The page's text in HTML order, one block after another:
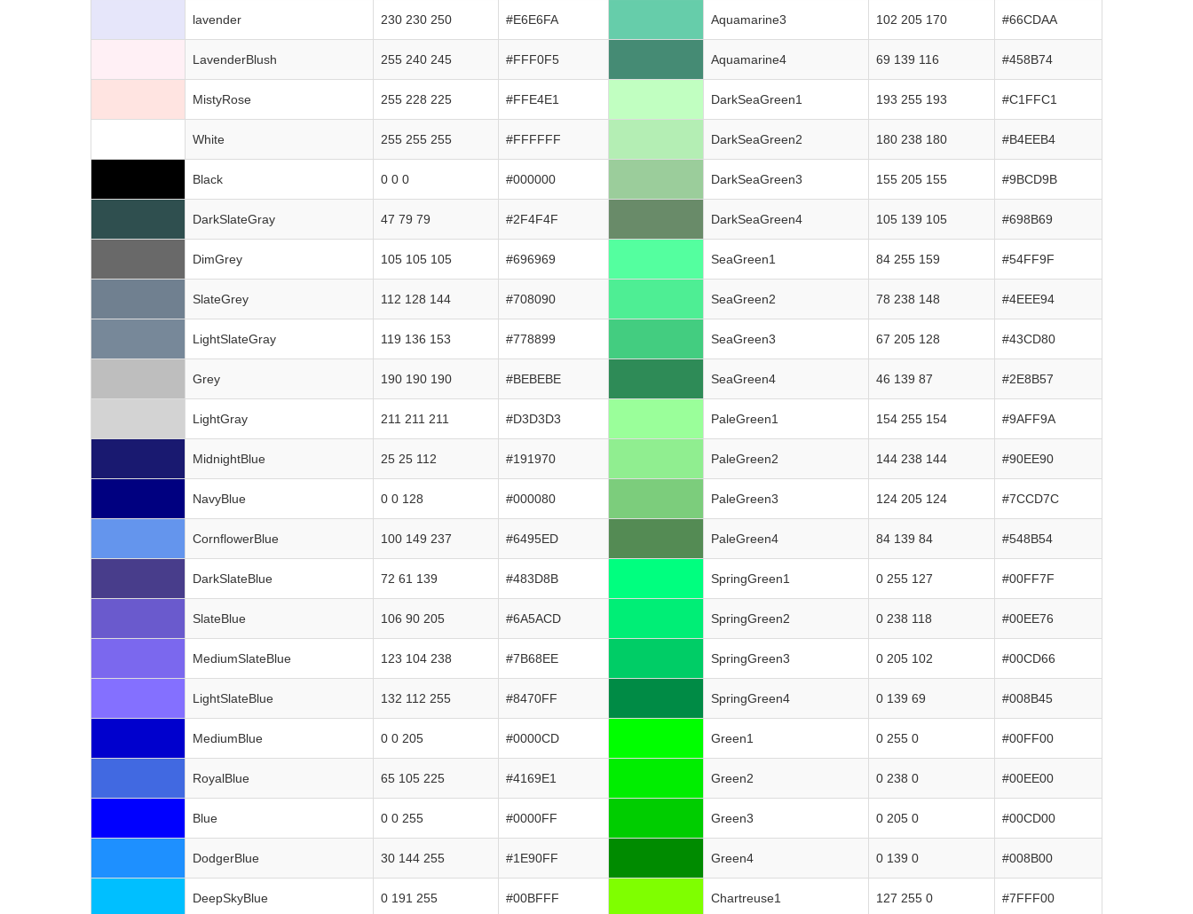
lavender 230 230 250 #E6E6FA Aquamarine3 102 205 170 #66CDAA
LavenderBlush 255 240 245 #FFF0F5 Aquamarine4 69 139 116 #458B74
MistyRose 255 228 225 #FFE4E1 DarkSeaGreen1 193 255 193 #C1FFC1
White 255 255 255 #FFFFFF DarkSeaGreen2 180 238 180 #B4EEB4
Black 0 0 0 #000000 DarkSeaGreen3 155 205 155 #9BCD9B
DarkSlateGray 47 79 79 #2F4F4F DarkSeaGreen4 105 139 105 #698B69
DimGrey 105 105 105 #696969 SeaGreen1 84 255 159 #54FF9F
SlateGrey 112 128 144 #708090 SeaGreen2 78 238 148 #4EEE94
LightSlateGray 119 136 153 #778899 SeaGreen3 67 205 128 #43CD80
Grey 190 190 190 #BEBEBE SeaGreen4 46 139 87 #2E8B57
LightGray 211 211 211 #D3D3D3 PaleGreen1 154 255 154 #9AFF9A
MidnightBlue 25 25 112 #191970 PaleGreen2 144 238 144 #90EE90
NavyBlue 0 0 128 #000080 PaleGreen3 124 205 124 #7CCD7C
CornflowerBlue 100 149 237 #6495ED PaleGreen4 84 139 84 #548B54
DarkSlateBlue 72 61 139 #483D8B SpringGreen1 0 255 127 #00FF7F
SlateBlue 106 90 205 #6A5ACD SpringGreen2 0 238 118 #00EE76
MediumSlateBlue 123 104 238 #7B68EE SpringGreen3 0 205 102 #00CD66
LightSlateBlue 132 112 255 #8470FF SpringGreen4 0 139 69 #008B45
MediumBlue 0 0 205 #0000CD Green1 0 255 0 #00FF00
RoyalBlue 65 105 225 #4169E1 Green2 0 238 0 #00EE00
Blue 0 0 255 #0000FF Green3 0 205 0 #00CD00
DodgerBlue 30 144 255 #1E90FF Green4 0 139 0 #008B00
DeepSkyBlue 0 191 255 #00BFFF Chartreuse1 127 255 0 #7FFF00